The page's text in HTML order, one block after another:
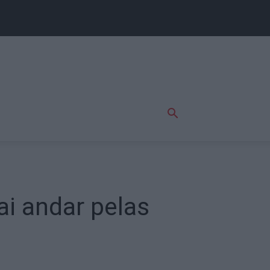
andar pelas